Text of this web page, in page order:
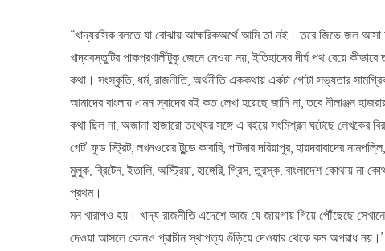
“খাদ্যরসিক বলতে যা বোঝায় আক্ষরিকঅর্থে আমি তা নই। তবে জিভে জল
খাদ্যবস্তুটির পাকপ্রণালীটুকু জেনে নেওয়া নয়, ইতিহাসের দীর্ঘ পথ বেয়ে
কথা। সংস্কৃতি, ধর্ম, রাজনীতি, অর্থনীতি এককথায় একটা গোটা সভ্যতার
আমাদের বাংলায় এমন স্বাদের বই কত লেখা হয়েছে জানি না, তবে নীলাঞ্জন
কথা ছিল না, অজানা হাজারো তথ্যের সঙ্গে এ বইয়ে সংমিশ্রন ঘটেছে লেখকের
গেট’ ফুড স্ট্রিট, লখনওয়ের টুন্ডে কাবাবি, পাটনার দরিয়াপুর, হায়দরাবাদের
মুলুক, ব্রিটেন, ইতালি, অস্ট্রিয়া, হাঙ্গেরি, গ্রিস, তুরস্ক, বাংলাদেশ কোথায়
প্রথম।
মন খারাপও হয়। খাদ্য রাজনীতি এদেশে আজ যে জায়গায় গিয়ে পৌঁছেছে
দেওয়া আসলে কোনও প্রাচীন স্থাপত্য গুঁড়িয়ে দেওয়ার থেকে কম অপরাধ নয়।’